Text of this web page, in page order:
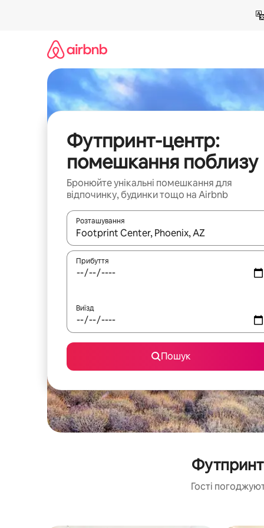
Футпринт-центр:
помешкання поблизу
Бронюйте унікальні помешкання для
відпочинку, будинки тощо на Airbnb
Розташування
Отримавши результати пошуку, використовуйте
Прибуття
Виїзд
Пошук
Гості